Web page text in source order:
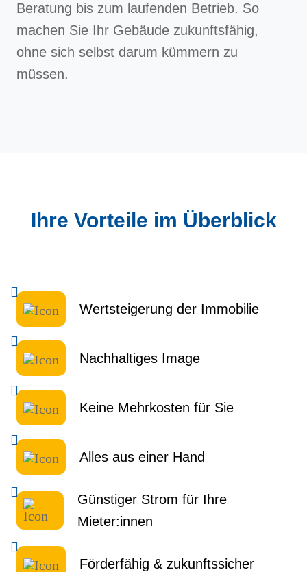
Beratung bis zum laufenden Betrieb. So
machen Sie Ihr Gebäude zukunftsfähig,
ohne sich selbst darum kümmern zu
müssen.
Ihre Vorteile im Überblick
Wertsteigerung der Immobilie
Nachhaltiges Image
Keine Mehrkosten für Sie
Alles aus einer Hand
Günstiger Strom für Ihre
Mieter:innen
Förderfähig & zukunftssicher